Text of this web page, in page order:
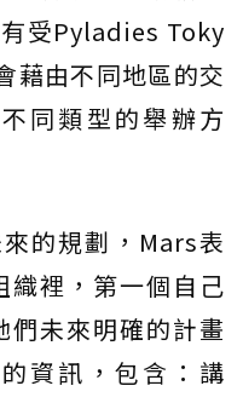
受Pyladies Toky
藉由不同地區的交
同類型的舉辦方
的規劃，Mars表
裡，第一個自己
們未來明確的計畫
資訊，包含：講